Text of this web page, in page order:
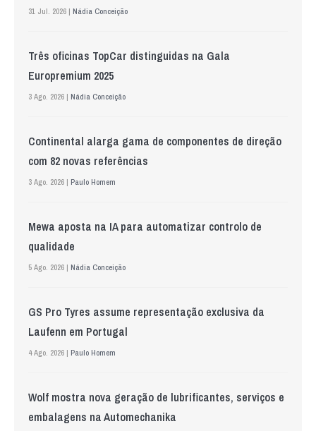
31 Jul. 2026 | Nádia Conceição
Três oficinas TopCar distinguidas na Gala
Europremium 2025
3 Ago. 2026 | Nádia Conceição
Continental alarga gama de componentes de direção
com 82 novas referências
3 Ago. 2026 | Paulo Homem
Mewa aposta na IA para automatizar controlo de
qualidade
5 Ago. 2026 | Nádia Conceição
GS Pro Tyres assume representação exclusiva da
Laufenn em Portugal
4 Ago. 2026 | Paulo Homem
Wolf mostra nova geração de lubrificantes, serviços e
embalagens na Automechanika